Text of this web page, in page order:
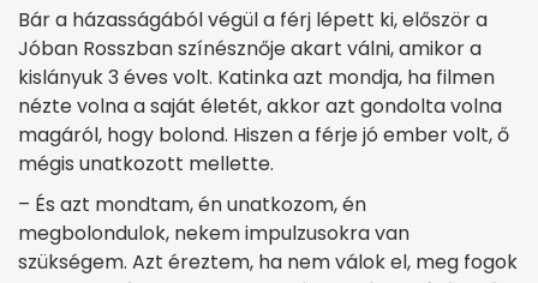
Bár a házasságából végül a férj lépett ki, először a
Jóban Rosszban színésznője akart válni, amikor a
kislányuk 3 éves volt. Katinka azt mondja, ha filmen
nézte volna a saját életét, akkor azt gondolta volna
magáról, hogy bolond. Hiszen a férje jó ember volt, ő
mégis unatkozott mellette.
– És azt mondtam, én unatkozom, én
megbolondulok, nekem impulzusokra van
szükségem. Azt éreztem, ha nem válok el, meg fogok